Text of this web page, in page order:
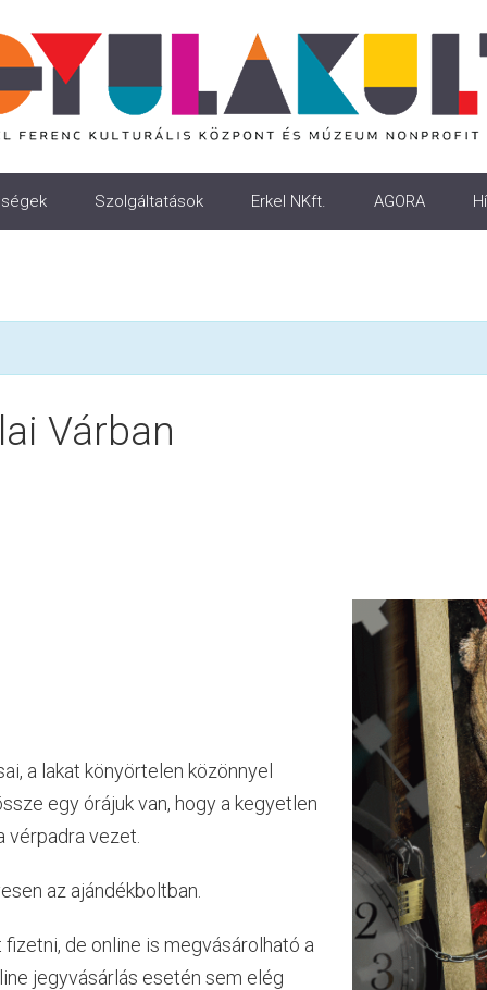
Szolgáltatások Erkel NKft. AGORA
Várban
a lakat könyörtelen közönnyel
egy órájuk van, hogy a kegyetlen
vérpadra vezet.
az ajándékboltban.
de online is megvásárolható a
jegyvásárlás esetén sem elég